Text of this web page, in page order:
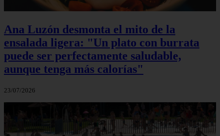
Ana Luzón desmonta el mito de la
ensalada ligera: "Un plato con burrata
puede ser perfectamente saludable,
aunque tenga más calorías"
23/07/2026